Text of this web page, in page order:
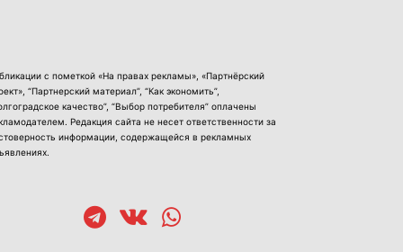
с пометкой «На правах рекламы», «Партнёрский
“Партнерский материал”, “Как экономить”,
качество”, “Выбор потребителя” оплачены
Редакция сайта не несет ответственности за
информации, содержащейся в рекламных